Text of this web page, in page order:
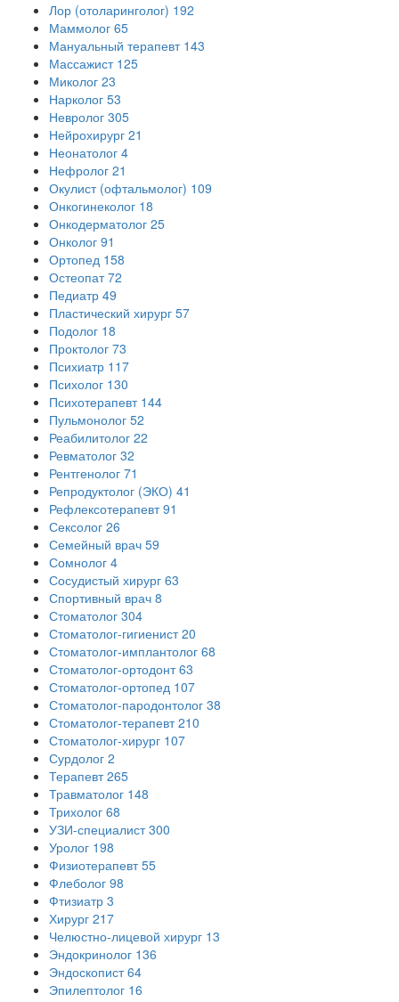
Лор (отоларинголог) 192
Маммолог 65
Мануальный терапевт 143
Массажист 125
Миколог 23
Нарколог 53
Невролог 305
Нейрохирург 21
Неонатолог 4
Нефролог 21
Окулист (офтальмолог) 109
Онкогинеколог 18
Онкодерматолог 25
Онколог 91
Ортопед 158
Остеопат 72
Педиатр 49
Пластический хирург 57
Подолог 18
Проктолог 73
Психиатр 117
Психолог 130
Психотерапевт 144
Пульмонолог 52
Реабилитолог 22
Ревматолог 32
Рентгенолог 71
Репродуктолог (ЭКО) 41
Рефлексотерапевт 91
Сексолог 26
Семейный врач 59
Сомнолог 4
Сосудистый хирург 63
Спортивный врач 8
Стоматолог 304
Стоматолог-гигиенист 20
Стоматолог-имплантолог 68
Стоматолог-ортодонт 63
Стоматолог-ортопед 107
Стоматолог-пародонтолог 38
Стоматолог-терапевт 210
Стоматолог-хирург 107
Сурдолог 2
Терапевт 265
Травматолог 148
Трихолог 68
УЗИ-специалист 300
Уролог 198
Физиотерапевт 55
Флеболог 98
Фтизиатр 3
Хирург 217
Челюстно-лицевой хирург 13
Эндокринолог 136
Эндоскопист 64
Эпилептолог 16